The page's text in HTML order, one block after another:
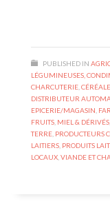
PUBLISHED IN
LÉGUMINEUSES,
CHARCUTERIE
DISTRIBUTEUR
EPICERIE/MAGASIN
FRUITS MIEL & DÉRIVÉS
TERRE PRODUCTEURS
LAITIERS PRODUITS
LOCAUX VIANDE ET